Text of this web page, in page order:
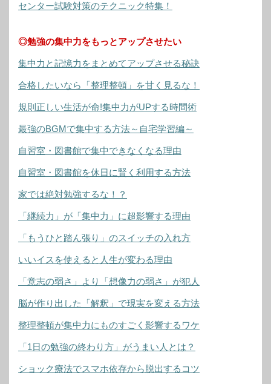
センター試験対策のテクニック特集！
◎勉強の集中力をもっとアップさせたい
集中力と記憶力をまとめてアップさせる秘訣
合格したいなら「整理整頓」を甘く見るな！
規則正しい生活が命!集中力がUPする時間術
最強のBGMで集中する方法～自宅学習編～
自習室・図書館で集中できなくなる理由
自習室・図書館を休日に賢く利用する方法
家では絶対勉強するな！？
「継続力」が「集中力」に超影響する理由
「もうひと踏ん張り」のスイッチの入れ方
いいイスを使えると人生が変わる理由
「意志の弱さ」より「想像力の弱さ」が犯人
脳が作り出した「解釈」で現実を変える方法
整理整頓が集中力にものすごく影響するワケ
「1日の勉強の終わり方」がうまい人とは？
ショック療法でスマホ依存から脱出するコツ